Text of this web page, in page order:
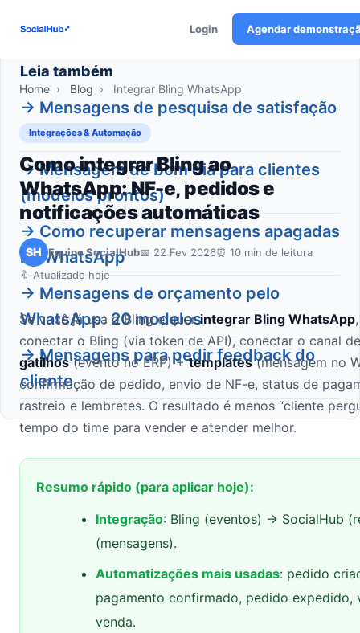
Login Agendar
Home › Blog › Integrar Bling WhatsApp
Integrações & Automação
Como integrar Bling ao
WhatsApp: NF-e, pedidos e
notificações automáticas
SH Equipe SocialHub📅 22 Fev 2026⏰ 10 min de leitura
🔖 Atualizado hoje
Se você já usa o Bling e querintegrar Bling WhatsApp
conectar o Bling (via token de API), conectar o canal
gatilhos(evento no ERP) +templates(mensagem no
confirmação de pedido, envio de NF-e, status de
rastreio e lembretes. O resultado é menos “cliente
tempo do time para vender e atender melhor.
Resumo rápido (para aplicar hoje):
Integração: Bling (eventos) → SocialHub
(mensagens).
Automatizações mais usadas: pedido
pagamento confirmado, pedido
venda.
Leia também
→ Mensagens de pesquisa de satisfação
no WhatsApp
→ Mensagem de bom dia para clientes
(modelos prontos)
→ Como recuperar mensagens apagadas
no WhatsApp
→ Mensagens de orçamento pelo
WhatsApp: 20 modelos
→ Mensagens para pedir feedback do
cliente